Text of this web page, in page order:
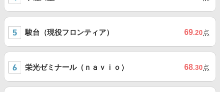
駿台（現役フロンティア） 69.20点
栄光ゼミナール（ｎａｖｉｏ） 68.30点